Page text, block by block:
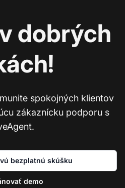
dobrých
spokojných klientov
zákaznícku podporu s
bezplatnú skúšku
demo